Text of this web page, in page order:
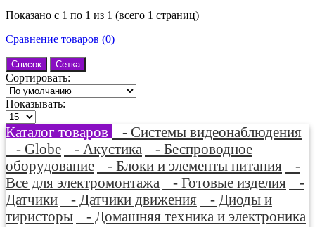
Показано с 1 по 1 из 1 (всего 1 страниц)
Сравнение товаров (0)
Список Сетка
Сортировать:
Показывать:
Каталог товаров
- Системы видеонаблюдения
- Globe
- Акустика
- Беспроводное
оборудование
- Блоки и элементы питания
-
Все для электромонтажа
- Готовые изделия
-
Датчики
- Датчики движения
- Диоды и
тиристоры
- Домашняя техника и электроника